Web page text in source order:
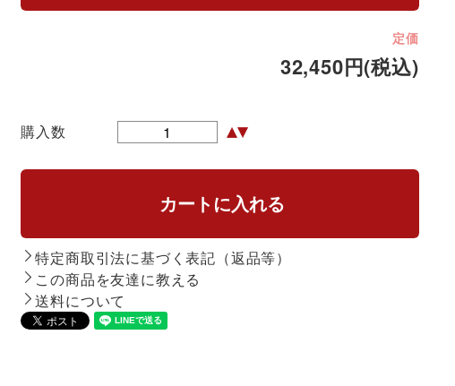
定価
32,450円(税込)
購入数
特定商取引法に基づく表記（返品等）
この商品を友達に教える
送料について